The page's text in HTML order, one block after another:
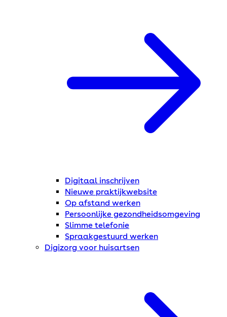
Digitaal inschrijven
Nieuwe praktijkwebsite
Op afstand werken
Persoonlijke gezondheidsomgeving
Slimme telefonie
Spraakgestuurd werken
Digizorg voor huisartsen